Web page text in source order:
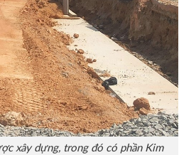
xây dựng, trong đó có phần Kim